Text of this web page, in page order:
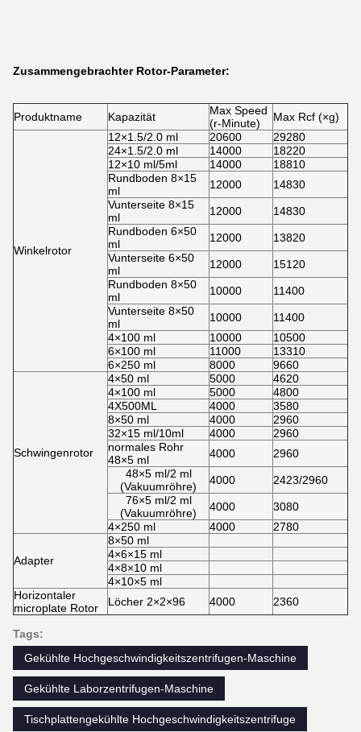
Zusammengebrachter Rotor-Parameter:
Produktname Kapazität
Max Speed
(r-Minute)
Max Rcf (×g)
Winkelrotor
12×1.5/2.0 ml 20600
29280
24×1.5/2.0 ml
14000
18220
12×10 ml/5ml
14000
18810
Rundboden 8×15
ml
12000
14830
Vunterseite 8×15
ml
12000
14830
Rundboden 6×50
ml
12000
13820
Vunterseite 6×50
ml
12000
15120
Rundboden 8×50
ml
10000
11400
Vunterseite 8×50
ml
10000
11400
4×100 ml
10000
10500
6×100 ml
11000
13310
6×250 ml
8000 9660
Schwingenrotor
4×50 ml 5000
4620
4×100 ml
5000
4800
4X500ML
4000
3580
8×50 ml
4000
2960
32×15 ml/10ml
4000
2960
normales Rohr
48×5 ml
4000
2960
48×5 ml/2 ml
(Vakuumröhre)
4000
2423/2960
76×5 ml/2 ml
(Vakuumröhre)
4000
3080
4×250 ml
4000 2780
Adapter
8×50 ml
4×6×15 ml
4×8×10 ml
4×10×5 ml
Horizontaler
microplate Rotor
Löcher 2×2×96 4000 2360
Tags:
Gekühlte Hochgeschwindigkeitszentrifugen-Maschine
Gekühlte Laborzentrifugen-Maschine
Tischplattengekühlte Hochgeschwindigkeitszentrifuge